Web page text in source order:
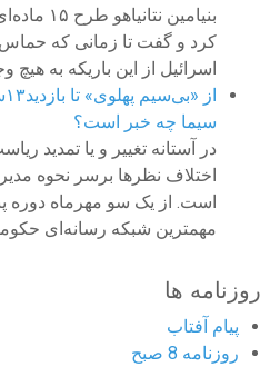
بنیامین
کرد و گفت تا زمانی که حماس
اسرائیل از این باریکه به
سیما چه خبر است؟
در آستانه تغییر و یا تمدید
اختلاف نظرها برسر نحوه
است. از یک سو مهرماه دوره
مهمترین شبکه رسانه‌ای حکومت
روزنامه ها
پیام آفتاب
روزنامه 8 صبح